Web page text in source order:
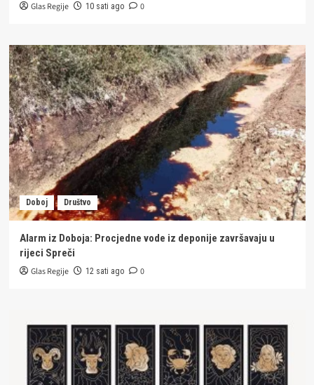
Glas Regije 10 sati ago 0
Doboj Društvo
Alarm iz Doboja: Procjedne vode iz deponije završavaju u
rijeci Spreči
Glas Regije 12 sati ago 0